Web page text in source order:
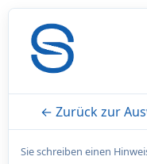
← Zurück zur
Sie schreiben einen